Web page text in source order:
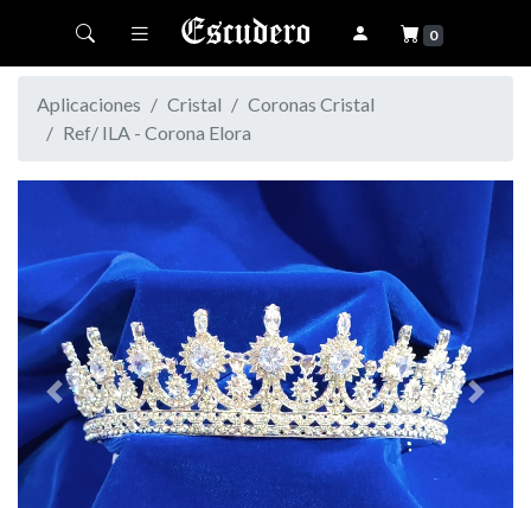
Toggle navigation 0
Aplicaciones Cristal
Coronas Cristal
Ref/ ILA - Corona Elora
Previous Next